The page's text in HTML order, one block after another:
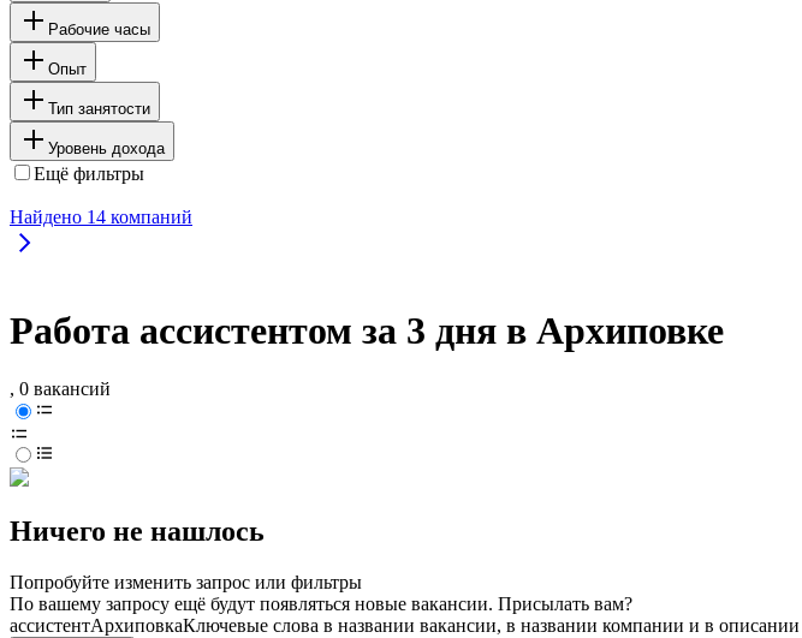
Рабочие часы
Опыт
Тип занятости
Уровень дохода
Ещё фильтры
Найдено 14 компаний
Работа ассистентом за 3 дня в Архиповке
, 0 вакансий
Ничего не нашлось
Попробуйте изменить запрос или фильтры
По вашему запросу ещё будут появляться новые вакансии. Присылать вам?
ассистентАрхиповкаКлючевые слова в названии вакансии, в названии компании и в описании